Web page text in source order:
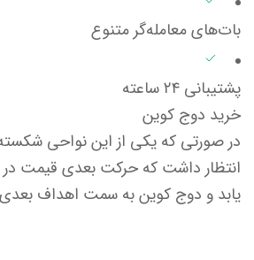
بات‌های معامله‌گر متنوع
پشتیبانی ۲۴ ساعته
خرید دوج کوین
در صورتی که یکی از این نواحی
انتظار داشت که حرکت بعدی قیمت
یابد و دوج کوین به سمت اهداف